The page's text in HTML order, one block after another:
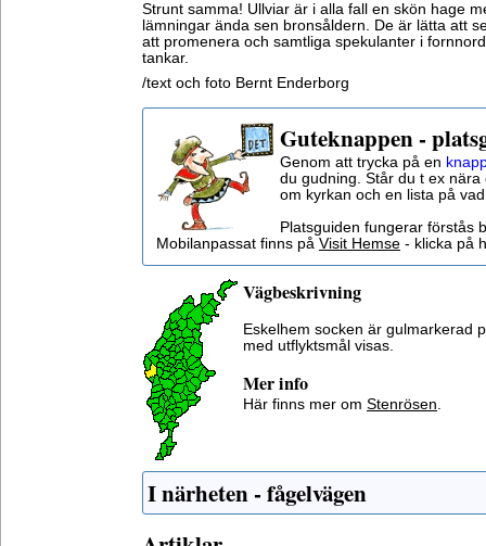
Strunt samma! Ullviar är i alla fall en skön hage
lämningar ända sen bronsåldern. De är lätta att
att promenera och samtliga spekulanter i
tankar.
/text och foto Bernt Enderborg
Guteknappen -
Genom att trycka på en
du gudning. Står du t ex
om kyrkan och en lista på
Platsguiden fungerar förstås
Mobilanpassat finns på Visit Hemse - klicka på
Vägbeskrivning
Eskelhem socken är gulmarkerad
med utflyktsmål visas.
Mer info
Här finns mer om Stenrösen.
I närheten - fågelvägen